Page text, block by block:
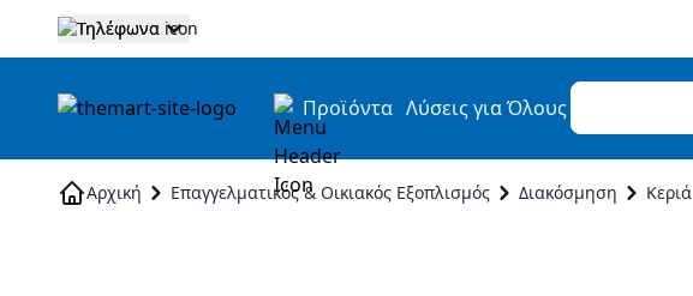
Τηλέφωνα
Προϊόντα Λύσεις για Όλους
Αρχική Επαγγελματικός & Οικιακός Εξοπλισμός Διακόσμηση Κεριά